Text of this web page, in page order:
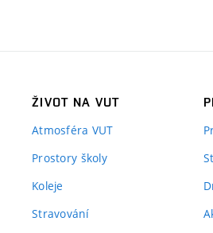
ŽIVOT NA VUT
Atmosféra VUT
Prostory školy
Koleje
Stravování